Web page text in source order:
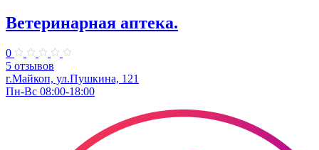
Ветеринарная аптека.
0
5 отзывов
г.Майкоп, ул.Пушкина, 121
Пн-Вс 08:00-18:00